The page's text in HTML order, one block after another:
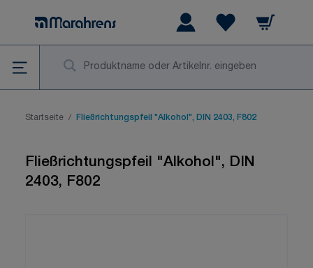
Warenkorb
Startseite / Fließrichtungspfeil "Alkohol", DIN 2403, F802
Fließrichtungspfeil "Alkohol", DIN
2403, F802